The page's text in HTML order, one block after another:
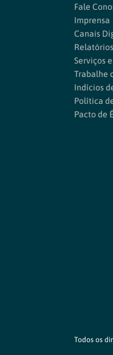
Fale
Imprensa
Canais
Relatórios
Serviços
Trabalhe
Indícios
Política
Pacto de
Todos os